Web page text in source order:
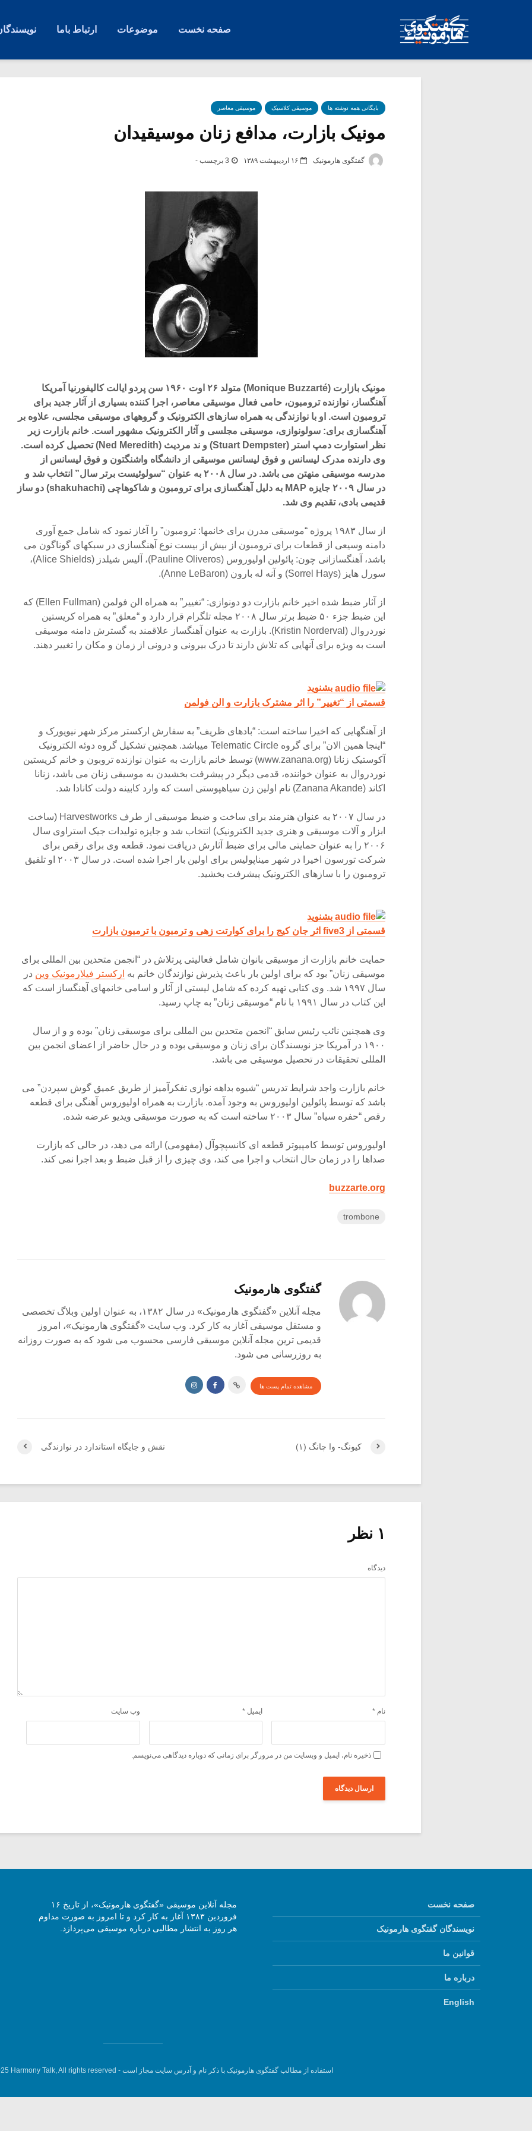
صفحه نخست موضوعات ارتباط باما
بایگانی همه نوشته ها موسیقی کلاسیک موسیقی معاصر
مونیک بازارت، مدافع زنان موسیقیدان
گفتگوی هارمونیک ۱۶ اردیبهشت ۱۳۸۹ 3 برچسب -
مونیک بازارت (Monique Buzzarté) متولد ۲۶ اوت ۱۹۶۰ سن پردو ایالت کالیفورنیا آمریکا
آهنگساز، نوازنده ترومبون، حامی فعال موسیقی معاصر، اجرا کننده بسیاری از آثار جدید برای
ترومبون است. او با نوازندگی به همراه سازهای الکترونیک و گروههای موسیقی مجلسی، علاوه بر
آهنگسازی برای: سولونوازی، موسیقی مجلسی و آثار الکترونیک مشهور است. خانم بازارت زیر
نظر استوارت دمپ استر (Stuart Dempster) و ند مردیث (Ned Meredith) تحصیل کرده است.
وی دارنده مدرک لیسانس و فوق لیسانس موسیقی از دانشگاه واشنگتون و فوق لیسانس از
مدرسه موسیقی منهتن می باشد. در سال ۲۰۰۸ به عنوان “سولوئیست برتر سال” انتخاب شد و
در سال ۲۰۰۹ جایزه MAP به دلیل آهنگسازی برای ترومبون و شاکوهاچی (shakuhachi) دو ساز
قدیمی بادی، تقدیم وی شد.
از سال ۱۹۸۳ پروژه “موسیقی مدرن برای خانمها: ترومبون” را آغاز نمود که شامل جمع آوری
دامنه وسیعی از قطعات برای ترومبون از بیش از بیست نوع آهنگسازی در سبکهای گوناگون می
باشد، آهنگسازانی چون: پائولین اولیوروس (Pauline Oliveros)، آلیس شیلدز (Alice Shields)،
سورل هایز (Sorrel Hays) و آنه له بارون (Anne LeBaron).
از آثار ضبط شده اخیر خانم بازارت دو دونوازی: “تغییر” به همراه الن فولمن (Ellen Fullman) که
این ضبط جزء ۵۰ ضبط برتر سال ۲۰۰۸ مجله تلگرام قرار دارد و “معلق” به همراه کریستین
نوردروال (Kristin Norderval). بازارت به عنوان آهنگساز علاقمند به گسترش دامنه موسیقی
است به ویژه برای آنهایی که تلاش دارند تا درک بیرونی و درونی از زمان و مکان را تغییر دهند.
بشنوید
قسمتی از “تغییر” را اثر مشترک بازارت و الن فولمن
از آهنگهایی که اخیرا ساخته است: “بادهای ظریف” به سفارش ارکستر مرکز شهر نیویورک و
“اینجا همین الان” برای گروه Telematic Circle میباشد. همچنین تشکیل گروه دوئه الکترونیک
آکوستیک زنانا (www.zanana.org) توسط خانم بازارت به عنوان نوازنده تروبون و خانم کریستین
نوردروال به عنوان خواننده، قدمی دیگر در پیشرفت بخشیدن به موسیقی زنان می باشد، زنانا
اکاند (Zanana Akande) نام اولین زن سیاهپوستی است که وارد کابینه دولت کانادا شد.
در سال ۲۰۰۷ به عنوان هنرمند برای ساخت و ضبط موسیقی از طرف Harvestworks (ساخت
ابزار و آلات موسیقی و هنری جدید الکترونیک) انتخاب شد و جایزه تولیدات جیک استراوی سال
۲۰۰۶ را به عنوان حمایتی مالی برای ضبط آثارش دریافت نمود. قطعه وی برای رقص برای
شرکت تورسون اخیرا در شهر میناپولیس برای اولین بار اجرا شده است. در سال ۲۰۰۳ او تلفیق
ترومبون را با سازهای الکترونیک پیشرفت بخشید.
بشنوید
قسمتی از five3 اثر جان کیج را برای کوارتت زهی و ترمبون با ترمبون بازارت
حمایت خانم بازارت از موسیقی بانوان شامل فعالیتی پرتلاش در “انجمن متحدین بین المللی برای
موسیقی زنان” بود که برای اولین بار باعث پذیرش نوازندگان خانم به ارکستر فیلارمونیک وین در
سال ۱۹۹۷ شد. وی کتابی تهیه کرده که شامل لیستی از آثار و اسامی خانمهای آهنگساز است که
این کتاب در سال ۱۹۹۱ با نام “موسیقی زنان” به چاپ رسید.
وی همچنین نائب رئیس سابق “انجمن متحدین بین المللی برای موسیقی زنان” بوده و و از سال
۱۹۰۰ در آمریکا جز نویسندگان برای زنان و موسیقی بوده و در حال حاضر از اعضای انجمن بین
المللی تحقیقات در تحصیل موسیقی می باشد.
خانم بازارت واجد شرایط تدریس “شیوه بداهه نوازی تفکرآمیز از طریق عمیق گوش سپردن” می
باشد که توسط پائولین اولیوروس به وجود آمده. بازارت به همراه اولیوروس آهنگی برای قطعه
رقص “حفره سیاه” سال ۲۰۰۳ ساخته است که به صورت موسیقی ویدیو عرضه شده.
اولیوروس توسط کامپیوتر قطعه ای کانسپچوآل (مفهومی) ارائه می دهد، در حالی که بازارت
صداها را در زمان حال انتخاب و اجرا می کند، وی چیزی را از قبل ضبط و بعد اجرا نمی کند.
buzzarte.org
trombone
گفتگوی هارمونیک
مجله آنلاین «گفتگوی هارمونیک» در سال ۱۳۸۲، به عنوان اولین وبلاگ تخصصی
و مستقل موسیقی آغاز به کار کرد. وب سایت «گفتگوی هارمونیک»، امروز
قدیمی ترین مجله آنلاین موسیقی فارسی محسوب می شود که به صورت روزانه
به روزرسانی می شود.
مشاهده تمام پست ها
نقش و جایگاه استاندارد در نوازندگی کیونگ- وا چانگ (۱)
۱ نظر
دیدگاه
نام * ایمیل * وب‌ سایت
ذخیره نام، ایمیل و وبسایت من در مرورگر برای زمانی که دوباره دیدگاهی می‌نویسم.
صفحه نخست
نویسندگان گفتگوی هارمونیک
قوانین ما
درباره ما
English
مجله آنلاین موسیقی «گفتگوی هارمونیک»، از تاریخ ۱۶
فروردین ۱۳۸۳ آغاز به کار کرد و تا امروز به صورت مداوم
هر روز به انتشار مطالبی درباره موسیقی می‌پردازد.
استفاده از مطالب گفتگوی هارمونیک با ذکر نام و آدرس سایت مجاز است - Harmony Talk, All rights reserved.